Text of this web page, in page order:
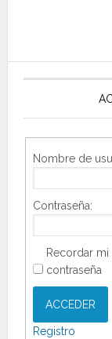
Nombre de
Contraseña:
Recordar mi
contraseña
ACCEDER
Registro